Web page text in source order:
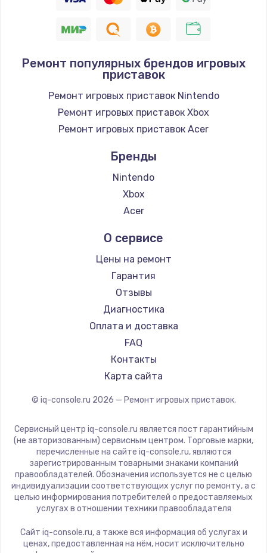
Заказать
Замена шнура
Заказать
Замена / ремонт электронного модуля
управления
600 руб.
Заказать
Замена конфорки
1100 руб.
Заказать
Замена платы сенсора
900 руб.
Заказать
Замена регулятора режимов конфорки
900 руб.
Заказать
Замена сенсорного датчика
1300 руб.
Замена сигнальной лампы
1200 руб.
Заказать
Замена системной платы
Заказать
Ремонт популярных брендов игровых
приставок
Ремонт игровых приставок Nintendo
Ремонт игровых приставок Xbox
Ремонт игровых приставок Acer
Бренды
Nintendo
Xbox
Acer
О сервисе
Цены на ремонт
Гарантия
Отзывы
Диагностика
Оплата и доставка
FAQ
Контакты
Карта сайта
© iq-console.ru 2026 — Ремонт игровых приставок.
Сервисный центр iq-console.ru является пост гарантийным
(не авторизованным) сервисным центром. Торговые марки,
перечисленные на сайте iq-console.ru, являются
зарегистрированным товарными знаками компаний
правообладателей. Обозначения используется не с целью
индивидуализации соответствующих услуг по ремонту, а с
целью информирования потребителей о предоставляемых
услугах в отношении техники правообладателя
Сайт iq-console.ru, а также вся информация об услугах и
ценах, предоставленная на нём, носит исключительно